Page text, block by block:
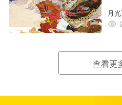
月
查看更